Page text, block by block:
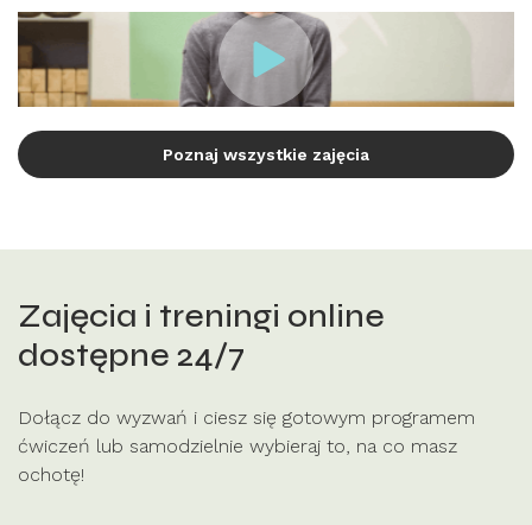
Poznaj wszystkie zajęcia
Zajęcia i treningi online
dostępne 24/7
Dołącz do wyzwań i ciesz się gotowym programem
ćwiczeń lub samodzielnie wybieraj to, na co masz
ochotę!